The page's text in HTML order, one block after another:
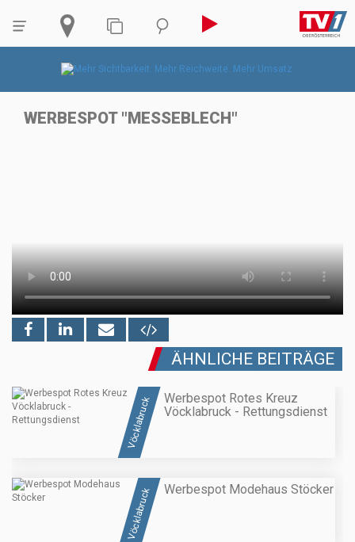
WERBESPOT "MESSEBLECH"
ÄHNLICHE BEITRÄGE
Vöcklabruck
Werbespot Rotes Kreuz
Vöcklabruck - Rettungsdienst
Vöcklabruck Werbespot Modehaus Stöcker